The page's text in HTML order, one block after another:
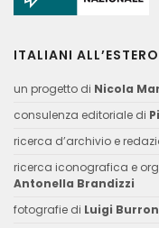
ITALIANI
un progetto di Nicola
consulenza editoriale di
ricerca d’archivio e
ricerca iconografica e
Antonella Brandizzi
fotografie di Luigi